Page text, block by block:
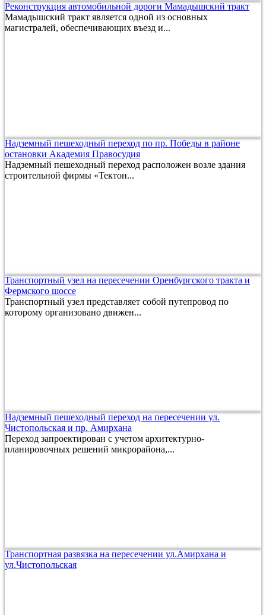
Реконструкция автомобильной дороги Мамадышский тракт
Мамадышский тракт является одной из основных
магистралей, обеспечивающих въезд и...
Надземный пешеходный переход по пр. Победы в районе
остановки Академия Правосудия
Надземный пешеходный переход расположен возле здания
строительной фирмы «Тектон...
Транспортный узел на пересечении Оренбургского тракта и
Фермского шоссе
Транспортный узел представляет собой путепровод по
которому организовано движен...
Надземный пешеходный переход на пересечении ул.
Чистопольская и пр. Амирхана
Переход запроектирован с учетом архитектурно-
планировочных решений микрорайона,...
Транспортная развязка на пересечении ул.Амирхана и
ул.Чистопольская